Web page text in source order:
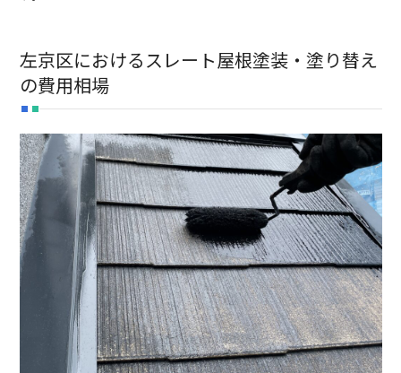
左京区におけるスレート屋根塗装・塗り替え
の費用相場